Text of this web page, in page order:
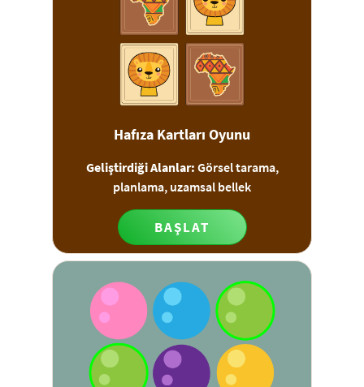
Hafıza Kartları Oyunu
Geliştirdiği Alanlar: Görsel tarama,
planlama, uzamsal bellek
BAŞLAT